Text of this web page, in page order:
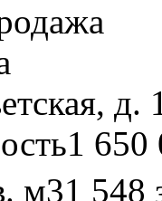
д.
1 650
м31 548